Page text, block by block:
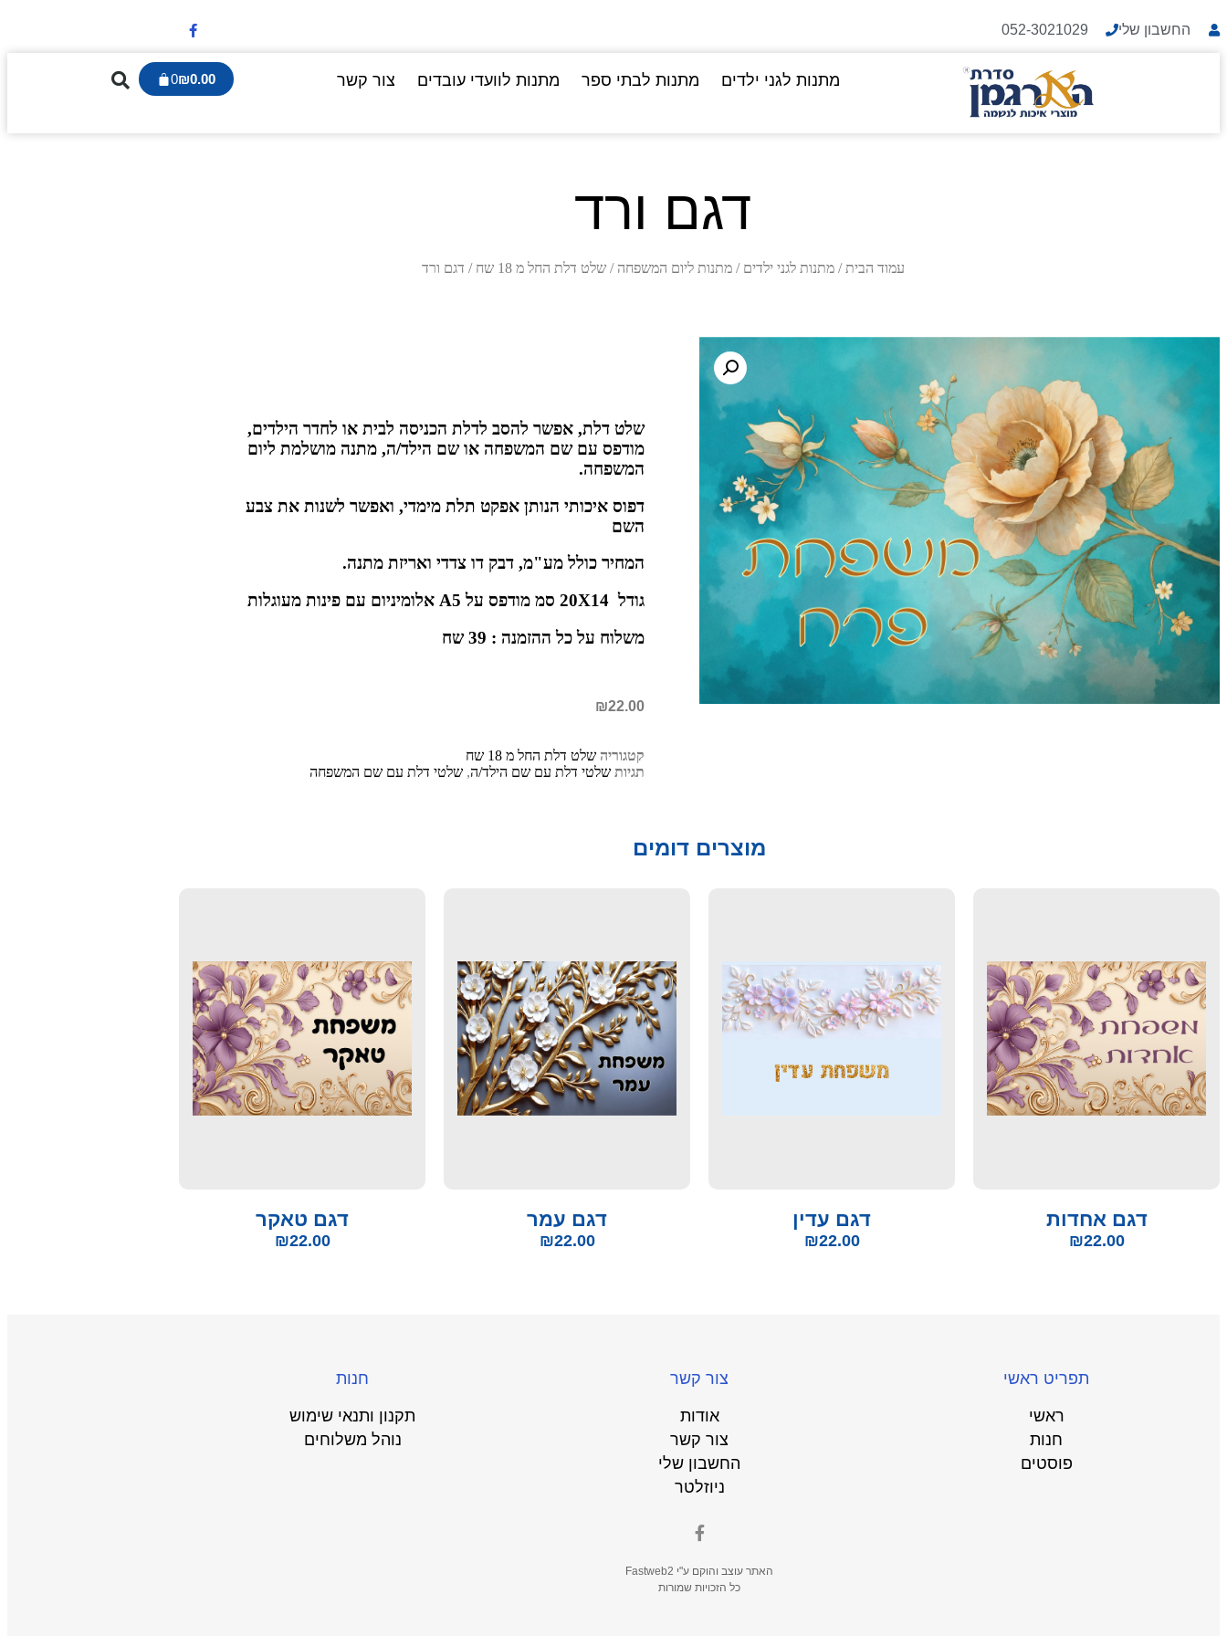
החשבון שלי 052-3021029
מתנות לגני ילדים מתנות לבתי ספר מתנות לוועדי עובדים צור קשר ₪0.00
0
דגם ורד
עמוד הבית /מתנות לגני ילדים /מתנות ליום המשפחה /שלט דלת החל מ 18 שח / דגם ורד
שלט דלת, אפשר להסב לדלת הכניסה לבית או לחדר הילדים,
מודפס עם שם המשפחה או שם הילד/ה, מתנה מושלמת ליום
המשפחה.
דפוס איכותי הנותן אפקט תלת מימדי, ואפשר לשנות את צבע
השם
המחיר כולל מע"מ, דבק דו צדדי ואריזת מתנה.
גודל 20X14 סמ מודפס על A5 אלומיניום עם פינות מעוגלות
משלוח על כל ההזמנה : 39 שח
₪22.00
קטגוריה שלט דלת החל מ 18 שח
תגיות שלטי דלת עם שם הילד/ה, שלטי דלת עם שם המשפחה
מוצרים דומים
דגם אחדות
₪22.00
דגם עדין
₪22.00
דגם עמר
₪22.00
דגם טאקר
₪22.00
תפריט ראשי
ראשי
חנות
פוסטים
צור קשר
אודות
צור קשר
החשבון שלי
ניוזלטר
חנות
תקנון ותנאי שימוש
נוהל משלוחים
האתר עוצב והוקם ע"י Fastweb2
כל הזכויות שמורות